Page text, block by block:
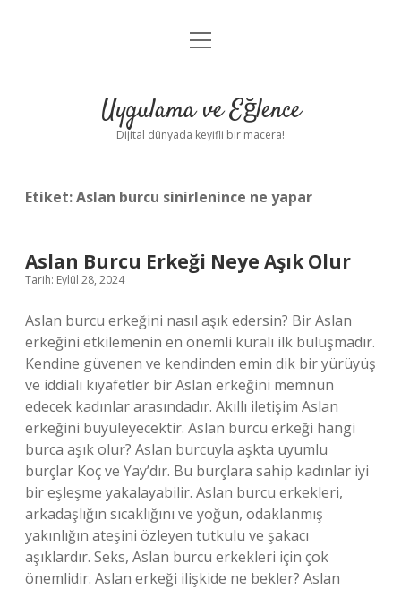
Anasayfa
Yasal Uyarı
menüyü
Uygulama ve Eğlence
Dijital dünyada keyifli bir macera!
Etiket:Aslan burcu sinirlenince ne yapar
Aslan Burcu Erkeği Neye Aşık Olur
Tarih: Eylül 28, 2024
Aslan burcu erkeğini nasıl aşık edersin? Bir Aslan
erkeğini etkilemenin en önemli kuralı ilk buluşmadır.
Kendine güvenen ve kendinden emin dik bir yürüyüş
ve iddialı kıyafetler bir Aslan erkeğini memnun
edecek kadınlar arasındadır. Akıllı iletişim Aslan
erkeğini büyüleyecektir. Aslan burcu erkeği hangi
burca aşık olur? Aslan burcuyla aşkta uyumlu
burçlar Koç ve Yay’dır. Bu burçlara sahip kadınlar iyi
bir eşleşme yakalayabilir. Aslan burcu erkekleri,
arkadaşlığın sıcaklığını ve yoğun, odaklanmış
yakınlığın ateşini özleyen tutkulu ve şakacı
aşıklardır. Seks, Aslan burcu erkekleri için çok
önemlidir. Aslan erkeği ilişkide ne bekler? Aslan